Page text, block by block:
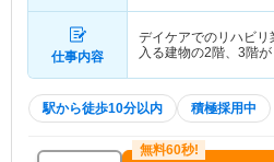
仕事内容
デイケアでのリハビリ業務 西成民主診療所
入る建物の2階、3階
駅から徒歩10分以内 積極採用中